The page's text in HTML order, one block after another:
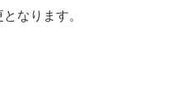
なります。